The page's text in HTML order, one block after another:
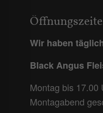
Wir haben
Black Angus
Montag bis 17.00
Montagabend